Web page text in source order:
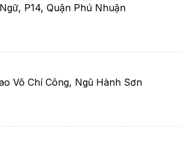
P14, Quận Phú Nhuận
Võ Chí Công, Ngũ Hành Sơn